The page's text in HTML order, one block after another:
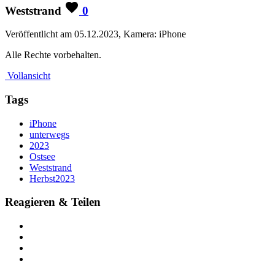
Weststrand 0
Veröffentlicht am 05.12.2023, Kamera: iPhone
Alle Rechte vorbehalten.
Vollansicht
Tags
iPhone
unterwegs
2023
Ostsee
Weststrand
Herbst2023
Reagieren & Teilen